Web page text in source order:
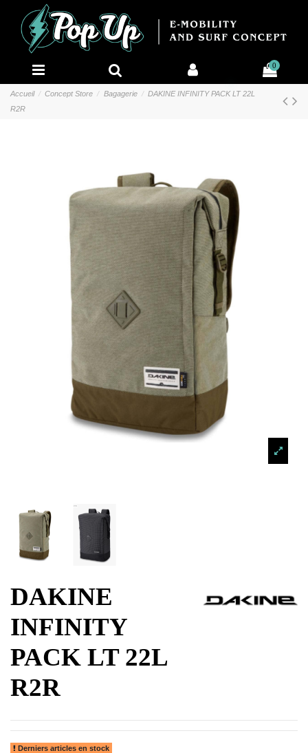
0
Accueil Concept Store Bagagerie
DAKINE INFINITY PACK LT 22L
R2R
DAKINE
INFINITY
PACK LT 22L
R2R
Derniers articles en stock